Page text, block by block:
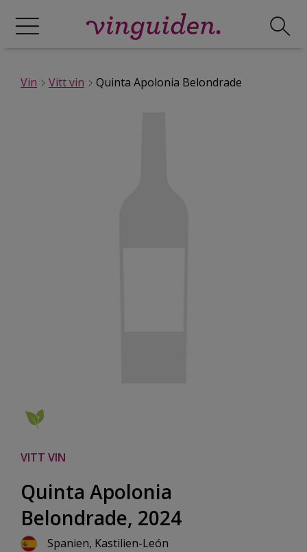
Vin Vitt vin Quinta Apolonia Belondrade
VITT VIN
Quinta Apolonia
Belondrade, 2024
Spanien, Kastilien-León